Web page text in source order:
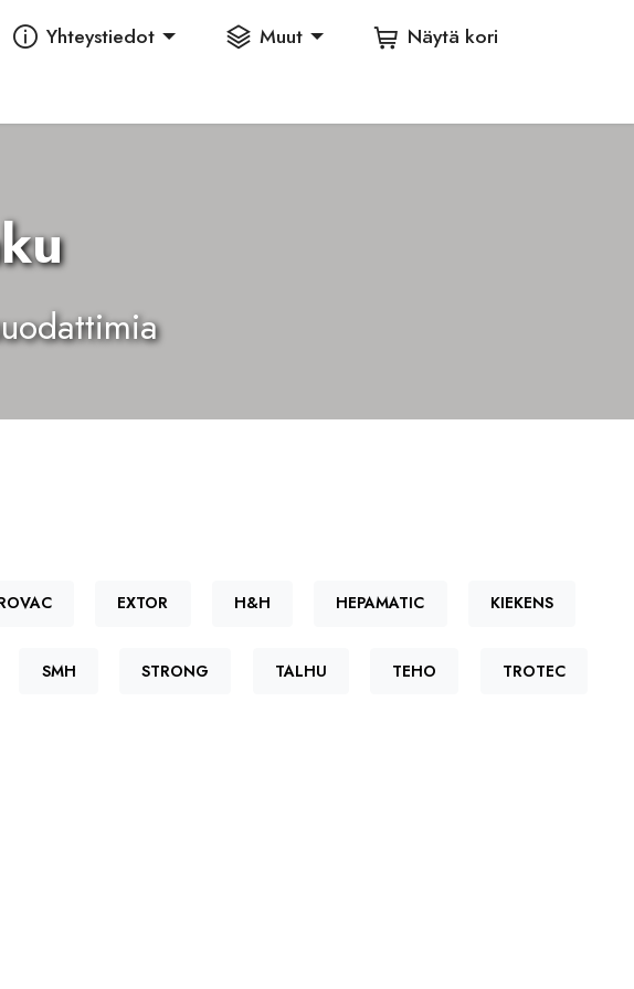
Yhteystiedot Muut Näytä kori
EXTOR H&H HEPAMATIC KIEKENS
SMH STRONG TALHU TEHO TROTEC